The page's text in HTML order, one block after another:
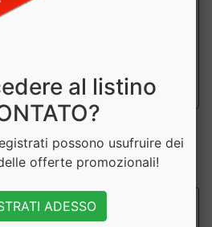
22 g
al listino
possono usufruire dei
offerte promozionali!
ADESSO